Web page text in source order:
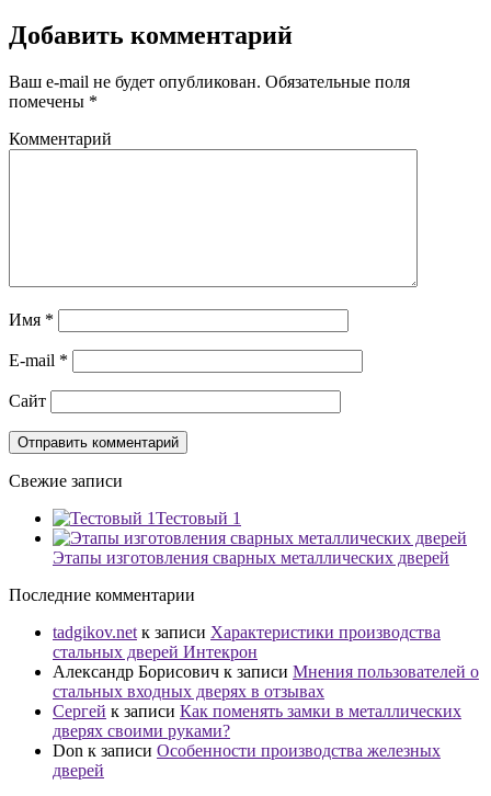
Добавить комментарий
Ваш e-mail не будет опубликован. Обязательные поля
помечены *
Комментарий
Имя *
E-mail *
Сайт
Свежие записи
Тестовый 1
Этапы изготовления сварных металлических дверей
Последние комментарии
tadgikov.net к записи Характеристики производства
стальных дверей Интекрон
Александр Борисович к записи Мнения пользователей о
стальных входных дверях в отзывах
Сергей к записи Как поменять замки в металлических
дверях своими руками?
Don к записи Особенности производства железных
дверей